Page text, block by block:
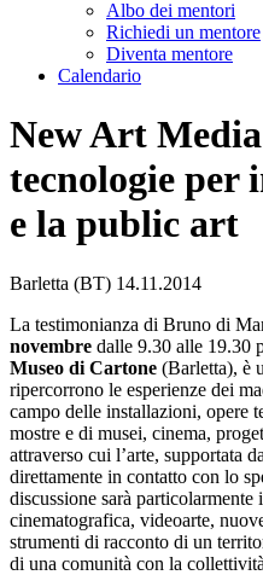
Albo dei mentori
Richiedi un mentore
Diventa mentore
Calendario
New Art
tecnologie per
e la public art
Barletta (BT) 14.11.2014
La testimonianza di Bruno di
novembre dalle 9.30 alle 19.30
Museo di Cartone (Barletta), è
ripercorrono le esperienze dei
campo delle installazioni, opere
mostre e di musei, cinema,
attraverso cui l’arte, supportata
direttamente in contatto con lo
discussione sarà
cinematografica, videoarte,
strumenti di racconto di un
di una comunità con la